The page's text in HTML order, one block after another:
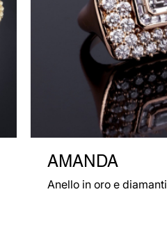
AMANDA
Anello in oro e diamanti